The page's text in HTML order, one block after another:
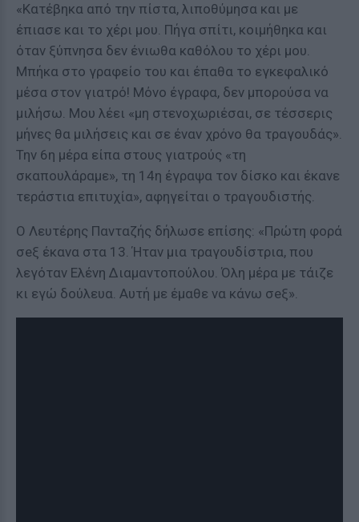
«Κατέβηκα από την πίστα, λιποθύμησα και με
έπιασε και το χέρι μου. Πήγα σπίτι, κοιμήθηκα και
όταν ξύπνησα δεν ένιωθα καθόλου το χέρι μου.
Μπήκα στο γραφείο του και έπαθα το εγκεφαλικό
μέσα στον γιατρό! Μόνο έγραφα, δεν μπορούσα να
μιλήσω. Μου λέει «μη στενοχωριέσαι, σε τέσσερις
μήνες θα μιλήσεις και σε έναν χρόνο θα τραγουδάς».
Την 6η μέρα είπα στους γιατρούς «τη
σκαπουλάραμε», τη 14η έγραψα τον δίσκο και έκανε
τεράστια επιτυχία», αφηγείται ο τραγουδιστής.
Ο Λευτέρης Πανταζής δήλωσε επίσης: «Πρώτη φορά
σeξ έκανα στα 13. Ήταν μια τραγουδίστρια, που
λεγόταν Ελένη Διαμαντοπούλου. Όλη μέρα με τάιζε
κι εγώ δούλευα. Αυτή με έμαθε να κάνω σeξ».